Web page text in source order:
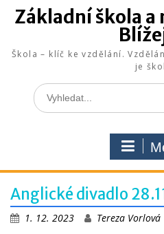
Základní škola a
Škola – klíč ke vzdělání.
je
Search
for:
Anglické divadlo
1. 12. 2023 Tereza Vorlová